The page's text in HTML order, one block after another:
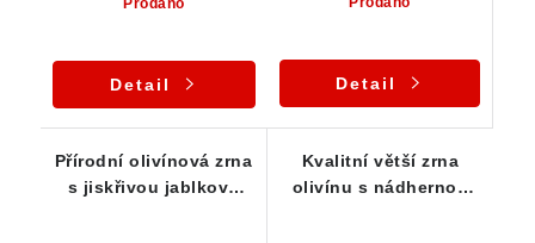
Prodáno
Detail Detail
Přírodní olivínová zrna
s jiskřivou jablkově
Kvalitní větší zrna
olivínu s nádhernou